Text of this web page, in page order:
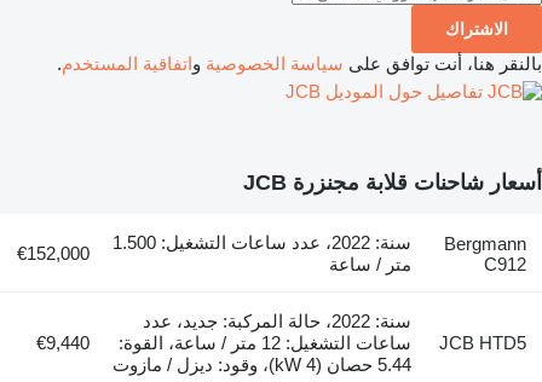
الاشتراك
بالنقر هنا، أنت توافق على سياسة الخصوصية واتفاقية المستخدم.
تفاصيل حول الموديل JCB
أسعار شاحنات قلابة مجنزرة JCB
Bergmann
C912
سنة: 2022، عدد ساعات التشغيل: 1.500
متر / ساعة
€152,000
JCB HTD5
سنة: 2022، حالة المركبة: جديد، عدد
ساعات التشغيل: 12 متر / ساعة، القوة:
5.44 حصان (4 kW)، وقود: ديزل / مازوت
€9,440